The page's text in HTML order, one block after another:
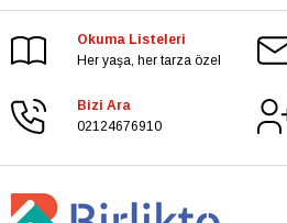
Okuma Listeleri
Her yaşa, her tarza özel
Bizi Ara
02124676910